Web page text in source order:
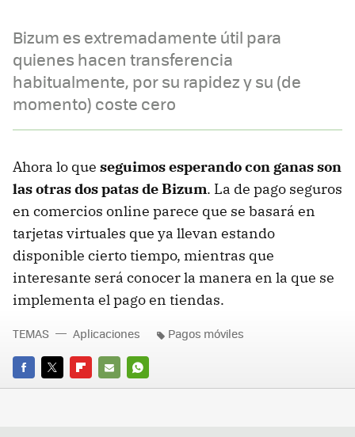
Bizum es extremadamente útil para
quienes hacen transferencia
habitualmente, por su rapidez y su (de
momento) coste cero
Ahora lo que seguimos esperando con ganas son
las otras dos patas de Bizum. La de pago seguros
en comercios online parece que se basará en
tarjetas virtuales que ya llevan estando
disponible cierto tiempo, mientras que
interesante será conocer la manera en la que se
implementa el pago en tiendas.
FACEBOOK
TWITTERFLIPBOARD
E-
WHATSAPP
TEMAS Aplicaciones Pagos móviles